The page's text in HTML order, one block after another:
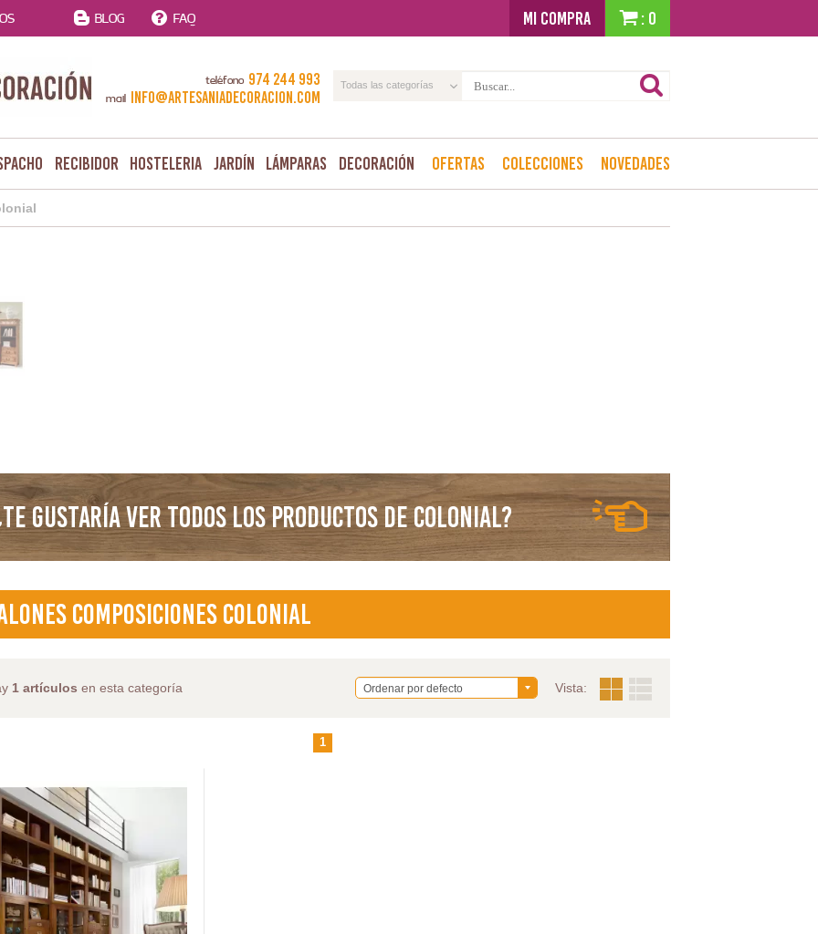
BLOG FAQ MI COMPRA : 0
teléfono 974 244 993
mail info@artesaniadecoracion.com
Todas las categorías
Recibidor Hosteleria Jardín Lámparas Decoración Ofertas Colecciones Novedades
GUSTARÍA VER TODOS LOS PRODUCTOS DE Colonial?
Composiciones Colonial
1 artículos en esta categoría Ordenar por defecto Vista:
1